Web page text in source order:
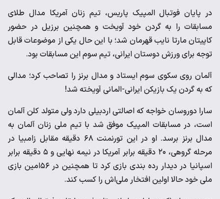
در پایان فوتبال المپیک پاریس، تیم زنان آمریکا مدال طلای
مسابقات را به گردن خود آویخت و همچنین برزیل در حضور
کاپیتان مارتا نایب قهرمان شد؛ با این حال یکی از موضوعات قابل
توجه برای ورزش دوستان ایرانی، تیم سوم این مسابقات بود.
آلمان روی سکوی سوم ایستاد و مدال برنز را تصاحب کرد؛ مدالی
که به گردن یک بازیکن ایرانی-المانی آویخته شد!
سارا دوروسان خواجه که اصالتی اردبیلی دارد ولی متولد کلن آلمان
است، در مسابقات المپیک موفق شد با تیم ملی زنان آلمان به
مدال برنز برسد. او در این تورنمنت ۶۸ دقیقه مقابل زامبیا در
مرحله گروهی، ۲۰ دقیقه برابر آمریکا در نیمه نهایی و ۵ دقیقه برابر
اسپانیا در دیدار رده بندی بازی کرد تا همچنین در ۵۶امین بازی
ملی خود حالا اولین افتخار ملی‌اش را کسب کند.